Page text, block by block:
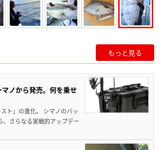
もっと見る
ノから発売。何を乗せ
ト」の進化。 シマノのバッ
、さらなる実戦的アップデー